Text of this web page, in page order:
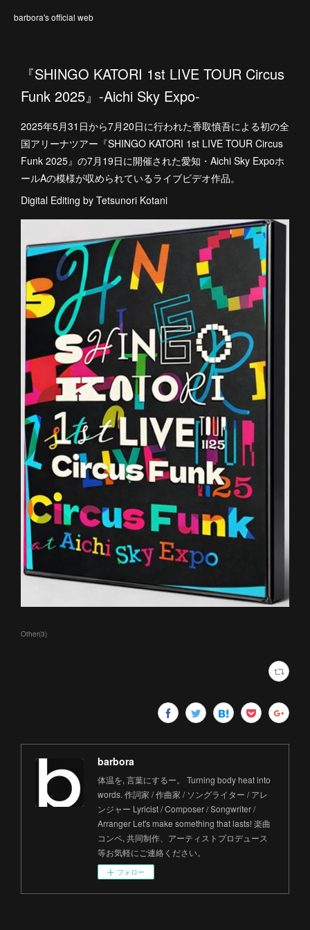
barbora's official web
『SHINGO KATORI 1st LIVE TOUR Circus
Funk 2025』-Aichi Sky Expo-
2025年5月31日から7月20日に行われた香取慎吾による初の全
国アリーナツアー『SHINGO KATORI 1st LIVE TOUR Circus
Funk 2025』の7月19日に開催された愛知・Aichi Sky Expoホ
ールAの模様が収められているライブビデオ作品。
Digital Editing by Tetsunori Kotani
Other(3)
barbora
体温を, 言葉にするー。 Turning body heat into
words. 作詞家 / 作曲家 / ソングライター / アレ
ンジャー Lyricist / Composer / Songwriter /
Arranger Let's make something that lasts! 楽曲
コンペ, 共同制作、アーティストプロデュース
等お気軽にご連絡ください。
フォロー